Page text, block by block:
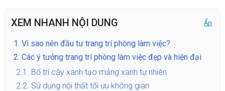
XEM NHANH NỘI DUNG Ẩn
1. Vì sao nên đầu tư trang trí phòng làm việc?
2. Các ý tưởng trang trí phòng làm việc đẹp và hiện đại
2.1. Bố trí cây xanh tạo mảng xanh tự nhiên
2.2. Sử dụng nội thất tối ưu không gian